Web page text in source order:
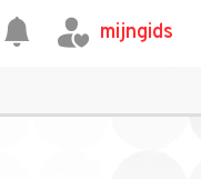
mijngids